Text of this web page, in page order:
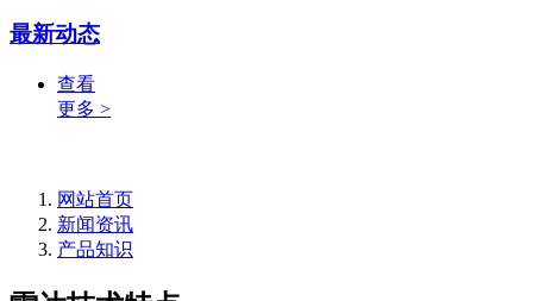
最新动态
查看
更多 >
网站首页
新闻资讯
产品知识